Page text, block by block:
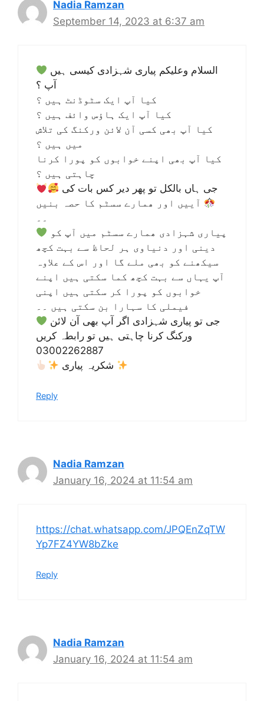
Nadia Ramzan
September 14, 2023 at 6:37 am
آپ ؟
کیا آپ ایک سٹوڈنٹ ہیں ؟
کیا آپ ایک ہاؤس وائف ہیں ؟
کیا آپ بھی کسی آن لائن ورکنگ کی تلاش
میں ہیں ؟
کیا آپ بھی اپنے خوابوں کو پورا کرنا
چاہتی ہیں ؟
جی ہاں بالکل تو پھر دیر کس بات کی
آییں اور ھمارے سسٹم کا حصہ بنیں
۔۔
دینی اور دنیاوی ہر لحاظ سے بہت کچھ
سیکھنے کو بھی ملے گا اور اس کے علاوہ
آپ یہاں سے بہت کچھ کما سکتی ہیں اپنے
خوابوں کو پورا کر سکتی ہیں اپنی
فیملی کا سہارا بن سکتی ہیں ۔۔
ورکنگ کرنا چاہتی ہیں تو رابطہ کریں
03002262887
Reply
Nadia Ramzan
January 16, 2024 at 11:54 am
https://chat.whatsapp.com/JPQEnZqTW
Yp7FZ4YW8bZke
Reply
Nadia Ramzan
January 16, 2024 at 11:54 am